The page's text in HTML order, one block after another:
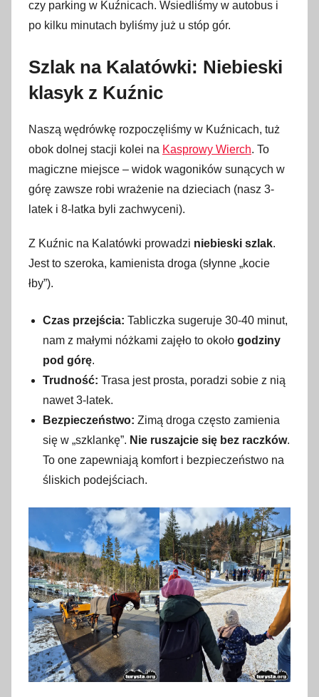
czy parking w Kuźnicach. Wsiedliśmy w autobus i
po kilku minutach byliśmy już u stóp gór.
Szlak na Kalatówki: Niebieski
klasyk z Kuźnic
Naszą wędrówkę rozpoczęliśmy w Kuźnicach, tuż
obok dolnej stacji kolei na Kasprowy Wierch. To
magiczne miejsce – widok wagoników sunących w
górę zawsze robi wrażenie na dzieciach (nasz 3-
latek i 8-latka byli zachwyceni).
Z Kuźnic na Kalatówki prowadzi niebieski szlak.
Jest to szeroka, kamienista droga (słynne „kocie
łby”).
Czas przejścia: Tabliczka sugeruje 30-40 minut,
nam z małymi nóżkami zajęło to około godziny
pod górę.
Trudność: Trasa jest prosta, poradzi sobie z nią
nawet 3-latek.
Bezpieczeństwo: Zimą droga często zamienia
się w „szklankę”. Nie ruszajcie się bez raczków.
To one zapewniają komfort i bezpieczeństwo na
śliskich podejściach.